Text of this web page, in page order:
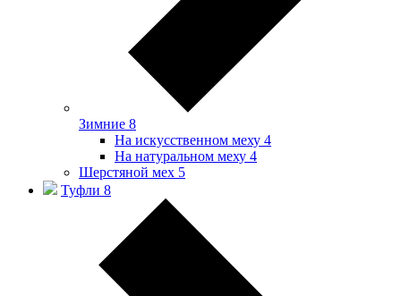
Зимние 8
На искусственном меху 4
На натуральном меху 4
Шерстяной мех 5
Туфли 8